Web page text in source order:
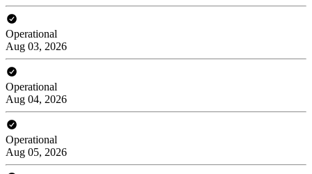
Operational
Aug 03, 2026
Operational
Aug 04, 2026
Operational
Aug 05, 2026